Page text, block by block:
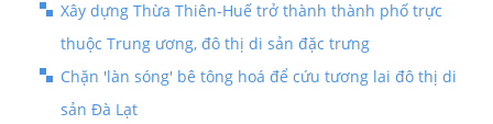
Xây dựng Thừa Thiên-Huế trở thành thành phố trực
thuộc Trung ương, đô thị di sản đặc trưng
Chặn 'làn sóng' bê tông hoá để cứu tương lai đô thị di
sản Đà Lạt